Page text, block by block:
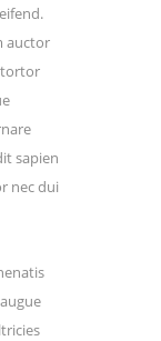
auctor
tortor
sapien
nec dui